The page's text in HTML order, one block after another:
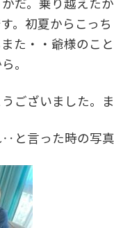
だ。乗り越えた
。初夏からこっ
た・・爺様のこ
。
ございました。
と言った時の写